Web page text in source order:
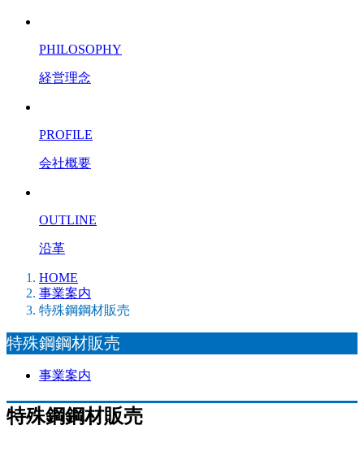
PHILOSOPHY
経営理念
PROFILE
会社概要
OUTLINE
沿革
HOME
事業案内
特殊鋼鋼材販売
特殊鋼鋼材販売
事業案内
特殊鋼鋼材販売